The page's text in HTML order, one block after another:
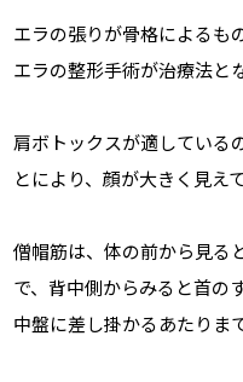
エラの張りが骨格によるも
エラの整形手術が治療法と
肩ボトックスが適している
とにより、顔が大きく見え
僧帽筋は、体の前から見る
で、背中側からみると首の
中盤に差し掛かるあたりま